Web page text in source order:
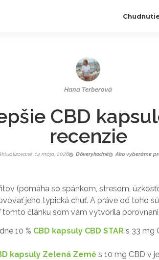
Hana Terberová
CBD
recenzie
14 mája, 2026 Dôveryhodné Ako vyberáme
(pomáha so spánkom, stresom,
jeho typická chuť. A práve od toho
tomto článku som vám vytvorila
10 % CBD kapsuly CBD STAR s 33 mg
kapsuly Zelená Země s 10 mg CBD v